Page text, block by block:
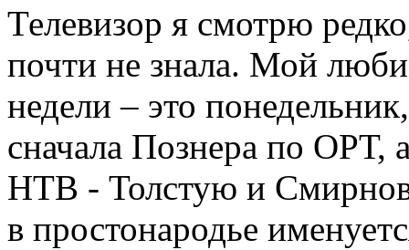
Телевизор я смотрю
почти не знала. Мой
недели – это
сначала Познера по ОРТ,
НТВ - Толстую и
в простонародье